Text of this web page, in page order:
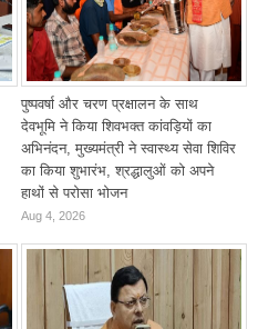
पुष्पवर्षा और चरण प्रक्षालन के साथ
देवभूमि ने किया शिवभक्त कांवड़ियों का
अभिनंदन, मुख्यमंत्री ने स्वास्थ्य सेवा शिविर
का किया शुभारंभ, श्रद्धालुओं को अपने
हाथों से परोसा भोजन
Aug 4, 2026